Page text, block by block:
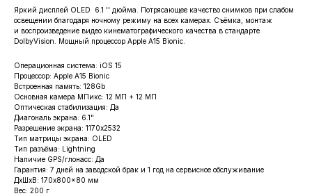
Яркий дисплей OLED 6.1 '' дюйма. Потрясающее качество снимков при слабом
освещении благодаря ночному режиму на всех камерах. Съёмка, монтаж
и воспроизведение видео кинематографического качества в стандарте
DolbyVision. Мощный процессор Apple A15 Bionic.
Операционная система: iOS 15
Процессор: Apple A15 Bionic
Встроенная память: 128Gb
Основная камера МПикс: 12 МП + 12 МП
Оптическая стабилизация: Да
Диагональ экрана: 6.1"
Разрешение экрана: 1170x2532
Тип матрицы экрана: OLED
Тип разъёма: Lightning
Наличие GPS/глонасс: Да
Гарантия: 7 дней на заводской брак и 1 год на сервисное обслуживание
ДxШxВ: 170x800x80 мм
Вес: 200 г